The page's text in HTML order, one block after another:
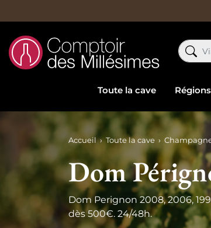
Toute la cave Régions
Accueil Toute la cave
Dom
Dom Perignon 2008, 2006,
dès 500€. 24/48h.